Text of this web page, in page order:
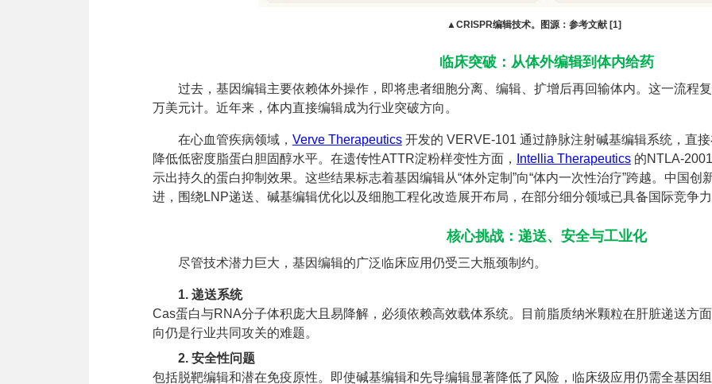
▲CRISPR编辑技术。图源：参考文献 [1]
临床突破：从体外编辑到体内给药
过去，基因编辑主要依赖体外操作，即将患者细胞分离、编辑、扩增后再回输体内。这一流程
万美元计。近年来，体内直接编辑成为行业突破方向。
在心血管疾病领域， Verve Therapeutics开发的 VERVE-101 通过静脉注射碱基编辑系统，直
降低低密度脂蛋白胆固醇水平。在遗传性ATTR淀粉样变性方面，
Intellia Therapeutics的NTLA-
示出持久的蛋白抑制效果。这些结果标志着基因编辑从“体外定制”向“体内一次性治疗”跨越。中国
进，围绕LNP递送、碱基编辑优化以及细胞工程化改造展开布局，在部分细分领域已具备国际竞争
核心挑战：递送、安全与工业化
尽管技术潜力巨大，基因编辑的广泛临床应用仍受三大瓶颈制约。
1. 递送系统
Cas蛋白与RNA分子体积庞大且易降解，必须依赖高效载体系统。目前脂质纳米颗粒在肝脏递送方
向仍是行业共同攻关的难题。
2. 安全性问题
包括脱靶编辑和潜在免疫原性。即使碱基编辑和先导编辑显著降低了风险，临床级应用仍需全基因